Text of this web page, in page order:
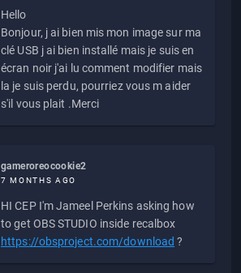
Hello
Bonjour, j ai bien mis mon image sur ma
clé USB j ai bien installé mais je suis en
écran noir j'ai lu comment modifier mais
la je suis perdu, pourriez vous m aider
s'il vous plait .Merci
gameroreocookie2
7 MONTHS AGO
HI CEP I'm Jameel Perkins asking how
to get OBS STUDIO inside recalbox
https://obsproject.com/download ?